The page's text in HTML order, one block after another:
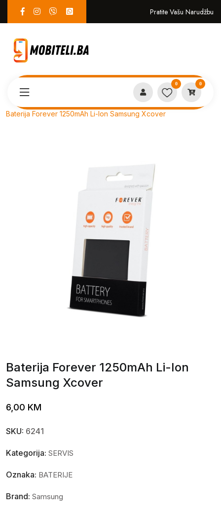
Pratite Vašu Narudžbu
0 0
Baterija Forever 1250mAh Li-Ion Samsung Xcover
Baterija Forever 1250mAh Li-Ion
Samsung Xcover
6,00 KM
SKU: 6241
Kategorija: SERVIS
Oznaka: BATERIJE
Brand: Samsung